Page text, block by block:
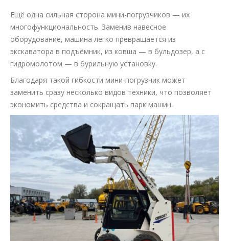
Ещё одна сильная сторона мини-погрузчиков — их
многофункциональность. Заменив навесное
оборудование, машина легко превращается из
экскаватора в подъёмник, из ковша — в бульдозер, а с
гидромолотом — в бурильную установку.
Благодаря такой гибкости мини-погрузчик может
заменить сразу несколько видов техники, что позволяет
экономить средства и сокращать парк машин.